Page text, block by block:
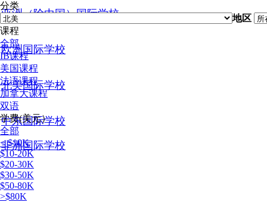
亚洲（除中国）国际学校
欧洲国际学校
北美国际学校
中东国际学校
非洲国际学校
分类
地区
课程
全部
IB课程
美国课程
法语课程
加拿大课程
双语
学费(美元）
全部
< $10K
$10-20K
$20-30K
$30-50K
$50-80K
>$80K